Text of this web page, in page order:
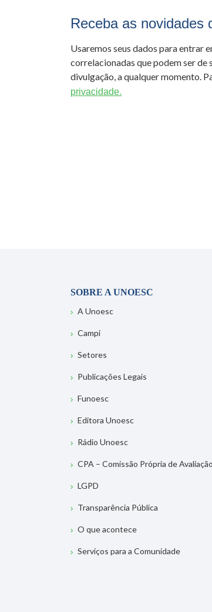
Receba as novidades
Usaremos seus dados para entrar
correlacionadas que podem ser de
divulgação, a qualquer momento.
privacidade.
SOBRE A UNOESC
A Unoesc
Campi
Setores
Publicações Legais
Funoesc
Editora Unoesc
Rádio Unoesc
CPA – Comissão Própria de Avaliação
LGPD
Transparência Pública
O que acontece
Serviços para a Comunidade